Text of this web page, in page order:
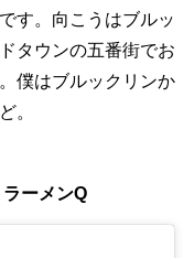
す。向こうはブルッ
タウンの五番街でお
僕はブルックリンか
。
ーメンQ